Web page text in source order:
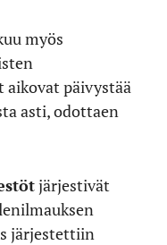
myös
päivystää
asti, odottaen
järjestivät
järjestettiin